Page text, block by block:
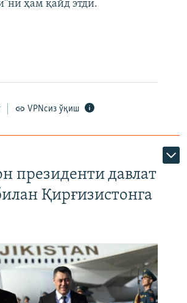
ҳам қайд этди.
VPNсиз ўқиш
президенти давлат
Қирғизистонга